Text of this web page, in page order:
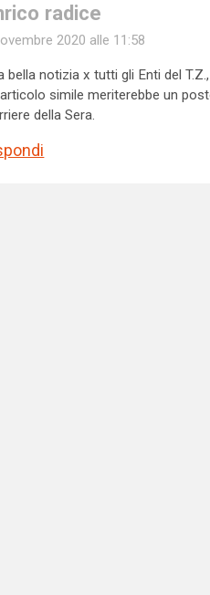
radice
2020 alle 11:58
bella notizia x tutti gli Enti del
simile meriterebbe un
della Sera.